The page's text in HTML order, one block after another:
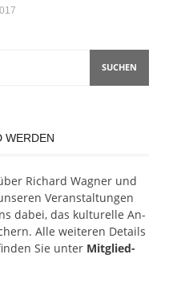
WERDEN
Ri­chard Wag­ner und
Ver­an­stal­tun­gen
da­bei, das kul­tu­rel­le An­
Alle wei­te­ren De­tails
Sie un­ter Mit­glied­